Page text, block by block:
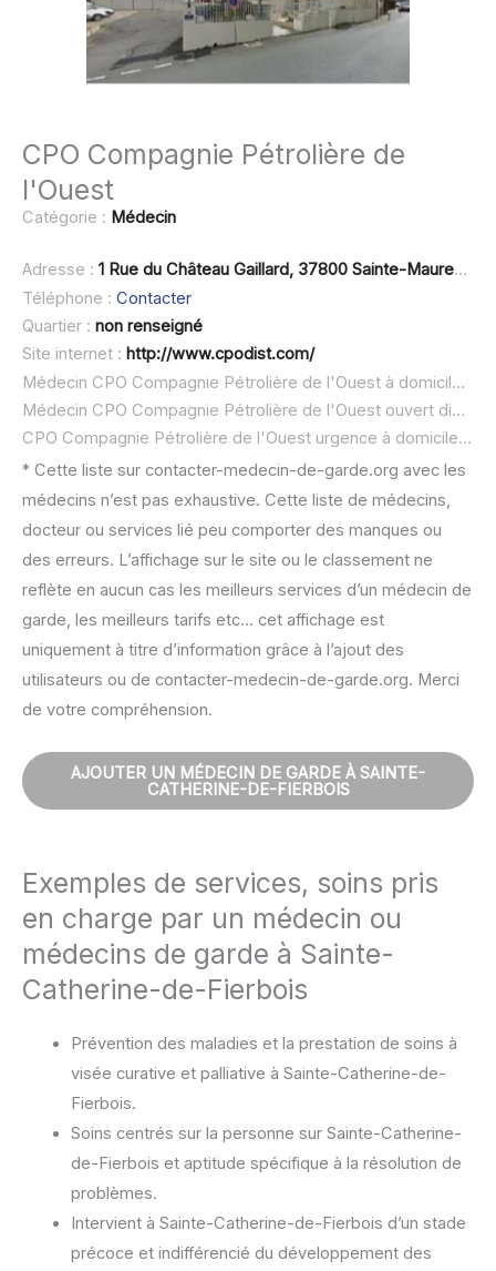
CPO Compagnie Pétrolière de
l'Ouest
Catégorie : Médecin
Adresse : 1 Rue du Château Gaillard, 37800 Sainte-Maure-de-Touraine
Téléphone : Contacter
Quartier : non renseigné
Site internet : http://www.cpodist.com/
Médecin CPO Compagnie Pétrolière de l'Ouest à domicile :
Médecin CPO Compagnie Pétrolière de l'Ouest ouvert dimanche :
CPO Compagnie Pétrolière de l'Ouest urgence à domicile ou SOS médecin :
* Cette liste sur contacter-medecin-de-garde.org avec les
médecins n’est pas exhaustive. Cette liste de médecins,
docteur ou services lié peu comporter des manques ou
des erreurs. L’affichage sur le site ou le classement ne
reflète en aucun cas les meilleurs services d’un médecin de
garde, les meilleurs tarifs etc… cet affichage est
uniquement à titre d’information grâce à l’ajout des
utilisateurs ou de contacter-medecin-de-garde.org. Merci
de votre compréhension.
AJOUTER UN MÉDECIN DE GARDE À SAINTE-
CATHERINE-DE-FIERBOIS
Exemples de services, soins pris
en charge par un médecin ou
médecins de garde à Sainte-
Catherine-de-Fierbois
Prévention des maladies et la prestation de soins à
visée curative et palliative à Sainte-Catherine-de-
Fierbois.
Soins centrés sur la personne sur Sainte-Catherine-
de-Fierbois et aptitude spécifique à la résolution de
problèmes.
Intervient à Sainte-Catherine-de-Fierbois d’un stade
précoce et indifférencié du développement des